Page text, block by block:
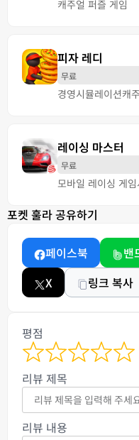
캐주얼 퍼즐 게임
피자 레디
무료
경영시뮬레이션캐
레이싱 마스터
무료
모바일 레이싱 게임
포켓 훌라 공유하기
페이스북 밴
X
링크 복사
평점
리뷰 제목
리뷰 내용